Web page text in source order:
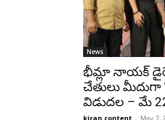
News
భీమ్లా నాయక్
చేతులు మీదుగా
విడుదల – మే 22
kiran content - May 7,